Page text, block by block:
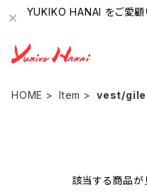
YUKIKO HANAI をご愛顧
HOME Item vest/
該当する商品が